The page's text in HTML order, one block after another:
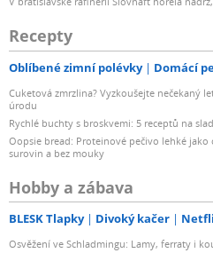
Recepty
Oblíbené zimní polévky Domácí
Cuketová zmrzlina? Vyzkoušejte nečekaný
úrodu
Rychlé buchty s broskvemi: 5 receptů na
Oopsie bread: Proteinové pečivo lehké
surovin a bez mouky
Hobby a zábava
BLESK Tlapky Divoký kačer
Osvěžení ve Schladmingu: Lamy, ferraty i